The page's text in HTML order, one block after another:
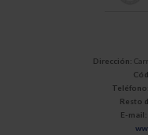
Dirección:
Teléfono:
Resto
E-mail: